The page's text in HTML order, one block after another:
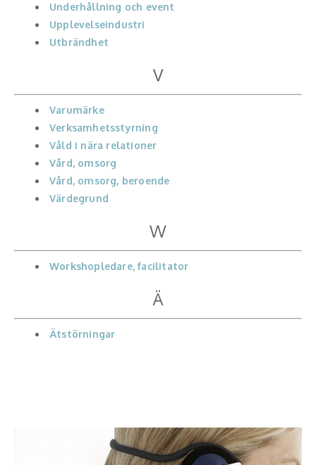
Underhållning och event
Upplevelseindustri
Utbrändhet
V
Varumärke
Verksamhetsstyrning
Våld i nära relationer
Vård, omsorg
Vård, omsorg, beroende
Värdegrund
W
Workshopledare, facilitator
Ä
Ätstörningar